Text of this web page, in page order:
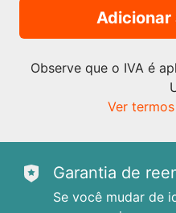
Adicionar
Observe que o IVA é
Ver
Garantia de
Se você mudar de